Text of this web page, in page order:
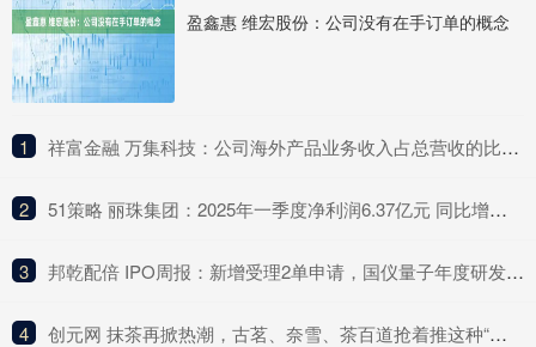
盈鑫惠 维宏股份：公司没有在手订单的概念
1 ​祥富金融 万集科技：公司海外产品业务收入占总营收的比例较低
2 ​51策略 丽珠集团：2025年一季度净利润6.37亿元 同比增长4.75%
3 ​邦乾配倍 IPO周报：新增受理2单申请，国仪量子年度研发投入占比下滑
4 ​创元网 抹茶再掀热潮，古茗、奈雪、茶百道抢着推这种“浓”新品